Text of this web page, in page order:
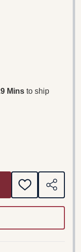
Mins to ship
JÁNOS ‎– AZ
OF BRÓDY
ADD
TO
SHARE